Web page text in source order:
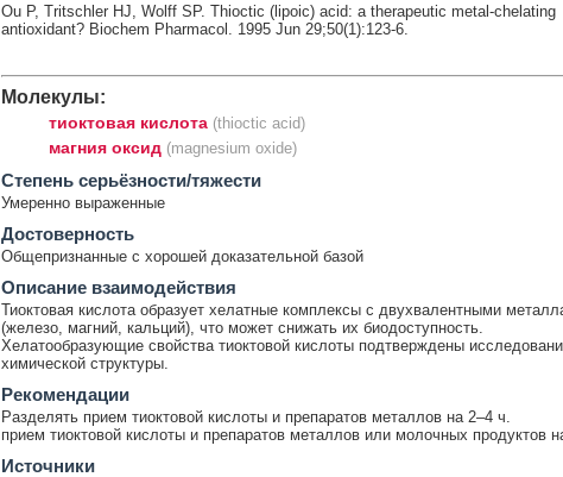
Ou P, Tritschler HJ, Wolff SP. Thioctic (lipoic) acid: a therapeutic metal-chelating
antioxidant? Biochem Pharmacol. 1995 Jun 29;50(1):123-6.
Молекулы:
тиоктовая кислота (thioctic acid)
магния оксид (magnesium oxide)
Cтепень серьёзности/тяжести
Умеренно выраженные
Достоверность
Общепризнанные с хорошей доказательной базой
Описание взаимодействия
Тиоктовая кислота образует хелатные комплексы с двухвалентными
(железо, магний, кальций), что может снижать их биодоступность.
Хелатообразующие свойства тиоктовой кислоты подтверждены
химической структуры.
Рекомендации
Разделять прием тиоктовой кислоты и препаратов металлов на 2–4 ч.
прием тиоктовой кислоты и препаратов металлов или молочных продуктов
Источники